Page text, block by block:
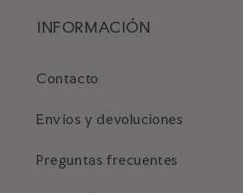
INFORMACIÓN
Contacto
Envíos y devoluciones
Preguntas frecuentes